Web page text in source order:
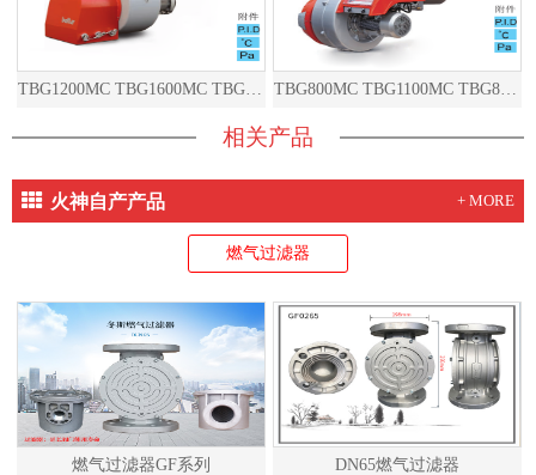
相关产品
火神自产产品 + MORE
燃气过滤器
燃气过滤器GF系列 DN65燃气过滤器